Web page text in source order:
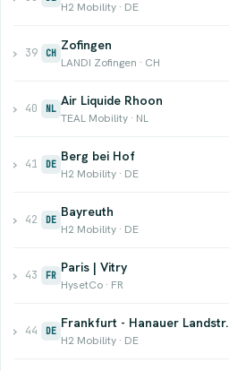
H2 Mobility · DE
› 39 CH
Zofingen
LANDI Zofingen · CH
› 40 NL
Air Liquide Rhoon
TEAL Mobility · NL
› 41 DE
Berg bei Hof
H2 Mobility · DE
› 42 DE
Bayreuth
H2 Mobility · DE
› 43 FR
Paris | Vitry
HysetCo · FR
› 44 DE
Frankfurt - Hanauer Landstr.
H2 Mobility · DE